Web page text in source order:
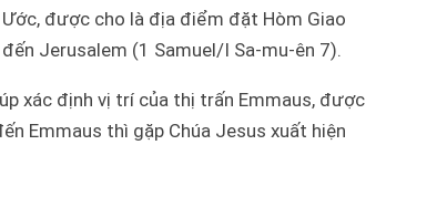
được cho là địa điểm đặt Hòm Giao
Jerusalem (1 Samuel/I Sa-mu-ên 7).
xác định vị trí của thị trấn Emmaus, được
Emmaus thì gặp Chúa Jesus xuất hiện